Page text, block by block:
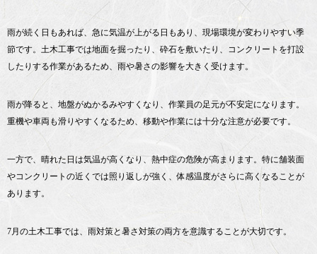
雨が続く日もあれば、急に気温が上がる日もあり、現場環境が変わりやすい季
節です。土木工事では地面を掘ったり、砕石を敷いたり、コンクリートを打設
したりする作業があるため、雨や暑さの影響を大きく受けます。
雨が降ると、地盤がぬかるみやすくなり、作業員の足元が不安定になります。
重機や車両も滑りやすくなるため、移動や作業には十分な注意が必要です。
一方で、晴れた日は気温が高くなり、熱中症の危険が高まります。特に舗装面
やコンクリートの近くでは照り返しが強く、体感温度がさらに高くなることが
あります。
7月の土木工事では、雨対策と暑さ対策の両方を意識することが大切です。